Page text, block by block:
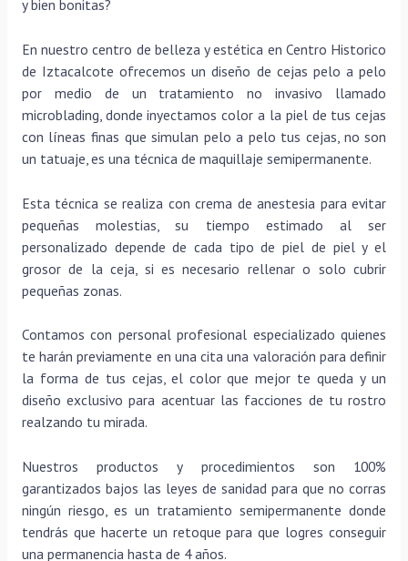
y bien bonitas?
En nuestro centro de belleza y estética en Centro Historico
de Iztacalcote ofrecemos un diseño de cejas pelo a pelo
por medio de un tratamiento no invasivo llamado
microblading, donde inyectamos color a la piel de tus cejas
con líneas finas que simulan pelo a pelo tus cejas, no son
un tatuaje, es una técnica de maquillaje semipermanente.
Esta técnica se realiza con crema de anestesia para evitar
pequeñas molestias, su tiempo estimado al ser
personalizado depende de cada tipo de piel de piel y el
grosor de la ceja, si es necesario rellenar o solo cubrir
pequeñas zonas.
Contamos con personal profesional especializado quienes
te harán previamente en una cita una valoración para definir
la forma de tus cejas, el color que mejor te queda y un
diseño exclusivo para acentuar las facciones de tu rostro
realzando tu mirada.
Nuestros productos y procedimientos son 100%
garantizados bajos las leyes de sanidad para que no corras
ningún riesgo, es un tratamiento semipermanente donde
tendrás que hacerte un retoque para que logres conseguir
una permanencia hasta de 4 años.